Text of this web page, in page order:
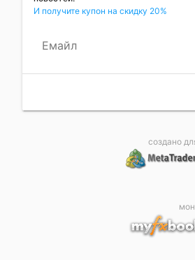
И получите купон на скидку 20%
Емайл
создано